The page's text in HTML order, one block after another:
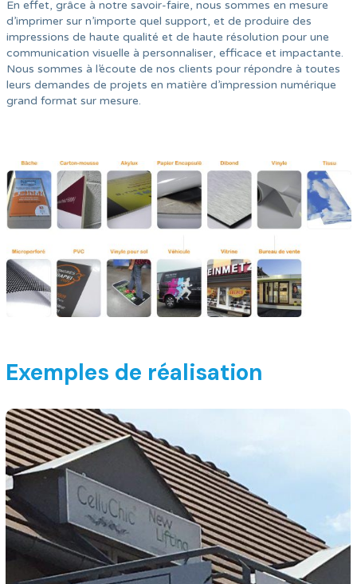
En effet, grâce à notre savoir-faire, nous sommes en mesure
d’imprimer sur n’importe quel support, et de produire des
impressions de haute qualité et de haute résolution pour une
communication visuelle à personnaliser, efficace et impactante.
Nous sommes à l’écoute de nos clients pour répondre à toutes
leurs demandes de projets en matière d’impression numérique
grand format sur mesure.
Exemples de réalisation